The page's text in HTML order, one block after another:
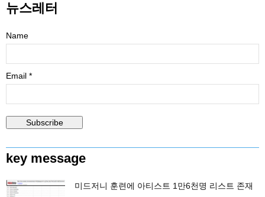
뉴스레터
Name
Email *
key message
미드저니 훈련에 아티스트 1만6천명 리스트 존재